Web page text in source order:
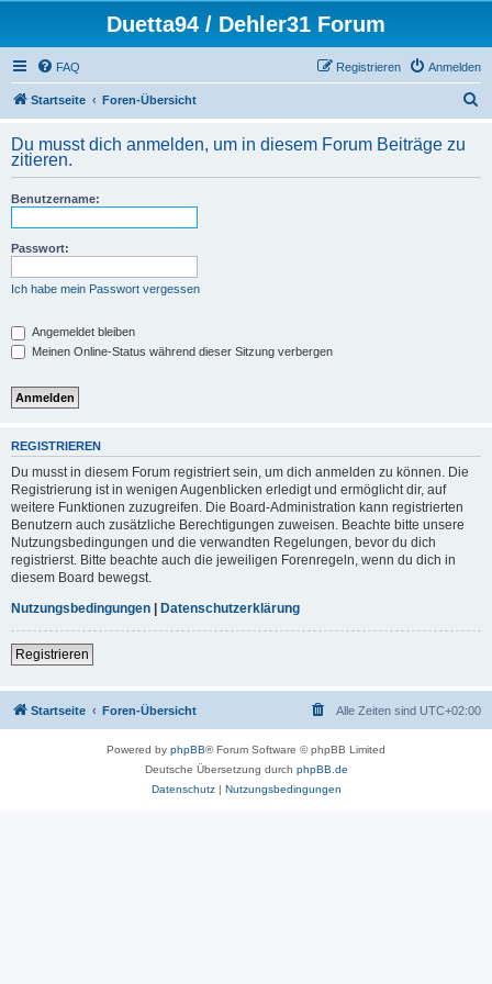
Duetta94 / Dehler31 Forum
FAQ Anmelden
Registrieren
Startseite Foren-Übersicht
h
Du musst dich anmelden, um in diesem Forum Beiträge zu
zitieren.
Benutzername:
Passwort:
Ich habe mein Passwort vergessen
Angemeldet bleiben
Meinen Online-Status während dieser Sitzung verbergen
REGISTRIEREN
Du musst in diesem Forum registriert sein, um dich anmelden zu können. Die
Registrierung ist in wenigen Augenblicken erledigt und ermöglicht dir, auf
weitere Funktionen zuzugreifen. Die Board-Administration kann registrierten
Benutzern auch zusätzliche Berechtigungen zuweisen. Beachte bitte unsere
Nutzungsbedingungen und die verwandten Regelungen, bevor du dich
registrierst. Bitte beachte auch die jeweiligen Forenregeln, wenn du dich in
diesem Board bewegst.
Nutzungsbedingungen | Datenschutzerklärung
Registrieren
Startseite Foren-Übersicht Alle Zeiten sind UTC+02:00
Powered by phpBB® Forum Software © phpBB Limited
Deutsche Übersetzung durch phpBB.de
Datenschutz| Nutzungsbedingungen